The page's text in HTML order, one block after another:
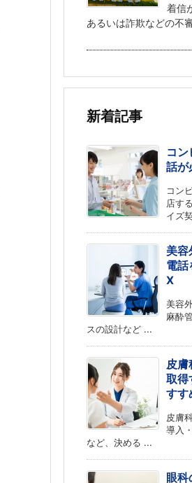
着信
あるいは詐欺などの不
新着記事
コ
話が
コン
店す
イズ
美容
電話
X
美容
麻酔
スの設計など ...
皮膚
取得
すす
皮膚
導入
など、決める ...
眼科